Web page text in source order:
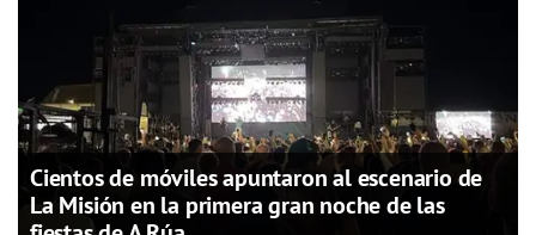
Cientos de móviles apuntaron al escenario de
La Misión en la primera gran noche de las